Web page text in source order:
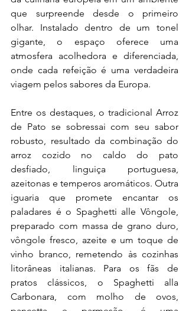
que surpreende desde o primeiro
olhar. Instalado dentro de um tonel
gigante, o espaço oferece uma
atmosfera acolhedora e diferenciada,
onde cada refeição é uma verdadeira
viagem pelos sabores da Europa.
Entre os destaques, o tradicional Arroz
de Pato se sobressai com seu sabor
robusto, resultado da combinação do
arroz cozido no caldo do pato
desfiado, linguiça portuguesa,
azeitonas e temperos aromáticos. Outra
iguaria que promete encantar os
paladares é o Spaghetti alle Vôngole,
preparado com massa de grano duro,
vôngole fresco, azeite e um toque de
vinho branco, remetendo às cozinhas
litorâneas italianas. Para os fãs de
pratos clássicos, o Spaghetti alla
Carbonara, com molho de ovos,